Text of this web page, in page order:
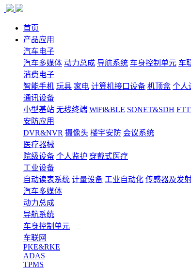
首页
产品应用
汽车电子
汽车多媒体 动力总成 导航系统 车身控制单元 车
消费电子
智能手机 玩具 家电 计算机接口设备 机顶盒 个人
通讯设备
小型基站 无线终端 WiFi&BLE SONET&SDH
安防应用
DVR&NVR 摄像头 楼宇安防 会议系统
医疗器械
院级设备 个人监护 穿戴式医疗
工业设备
自动读表系统 计量设备 工业自动化 传感器及发
汽车多媒体
动力总成
导航系统
车身控制单元
车联网
PKE&RKE
ADAS
TPMS